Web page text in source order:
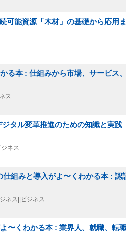
可能資源「木材」の基礎から応用
る本 : 仕組みから市場、サービス
ス
タル変革推進のための知識と実践
ネス
組みと導入がよ〜くわかる本 :
ネス||ビジネス
〜くわかる本 : 業界人、就職、転